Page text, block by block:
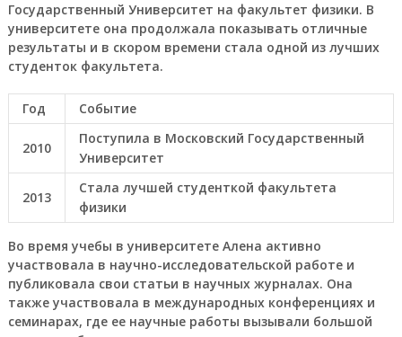
Государственный Университет на факультет физики. В
университете она продолжала показывать отличные
результаты и в скором времени стала одной из лучших
студенток факультета.
Год Событие
2010
Поступила в Московский Государственный
Университет
2013
Стала лучшей студенткой факультета
физики
Во время учебы в университете Алена активно
участвовала в научно-исследовательской работе и
публиковала свои статьи в научных журналах. Она
также участвовала в международных конференциях и
семинарах, где ее научные работы вызывали большой